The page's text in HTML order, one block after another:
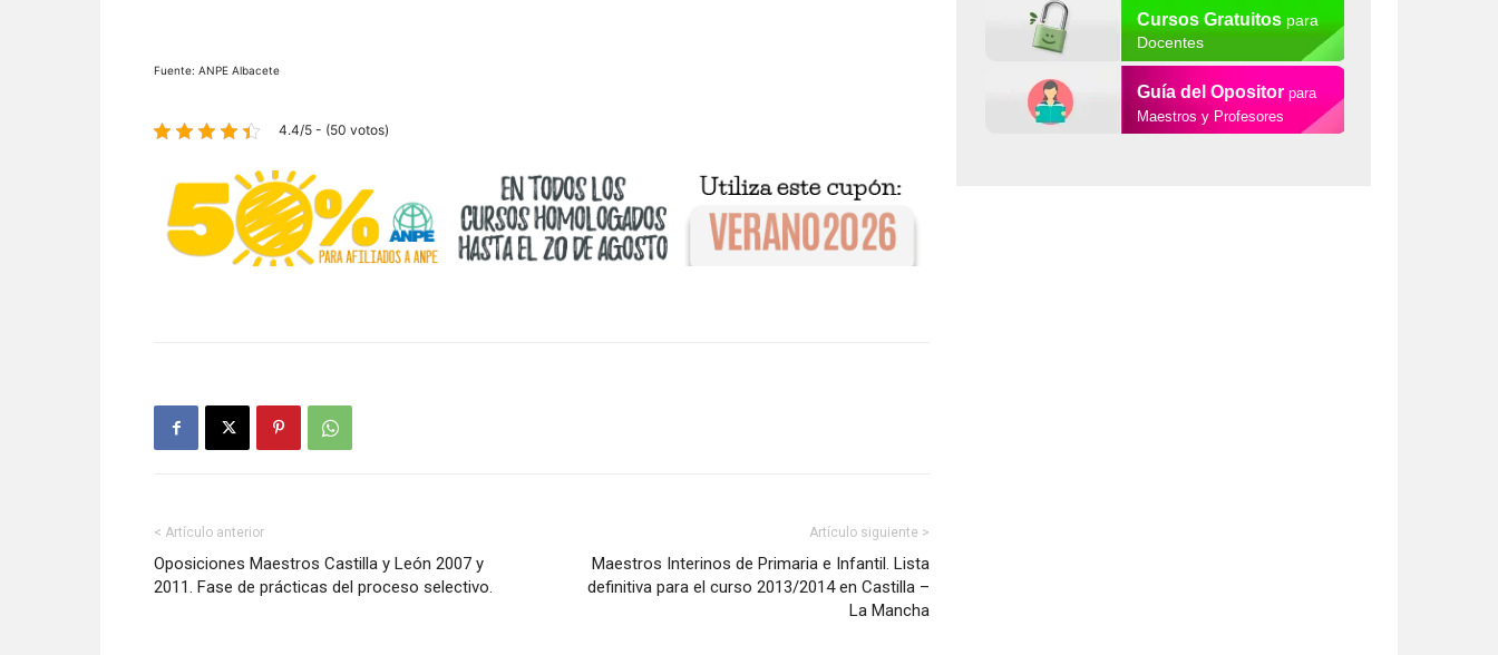
Fuente: ANPE Albacete
4.4/5 - (50 votos)
< Artículo anterior
Oposiciones Maestros Castilla y León 2007 y
2011. Fase de prácticas del proceso selectivo.
Artículo siguiente >
Maestros Interinos de Primaria e Infantil. Lista
definitiva para el curso 2013/2014 en Castilla –
La Mancha
Cursos Gratuitospara
Docentes
Guía del Opositor para
Maestros y Profesores